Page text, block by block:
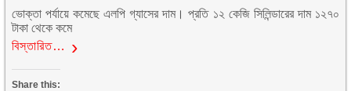
ভোক্তা পর্যায়ে কমেছে এলপি গ্যাসের দাম। প্রতি ১২ কেজি সিলিন্ডারের দাম ১২৭০
টাকা থেকে কমে
বিস্তারিত…
Share this: